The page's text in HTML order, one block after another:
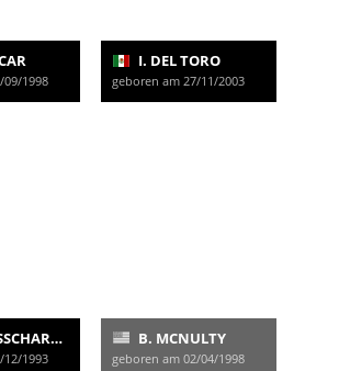
1998
I. DEL TORO
geboren am 27/11/2003
1993
B. MCNULTY
geboren am 02/04/1998